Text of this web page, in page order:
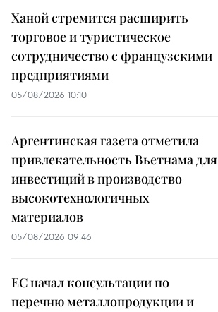
Ханой стремится расширить
торговое и туристическое
сотрудничество с французскими
предприятиями
05/08/2026 10:10
Аргентинская газета отметила
привлекательность Вьетнама для
инвестиций в производство
высокотехнологичных
материалов
05/08/2026 09:46
ЕС начал консультации по
перечню металлопродукции и